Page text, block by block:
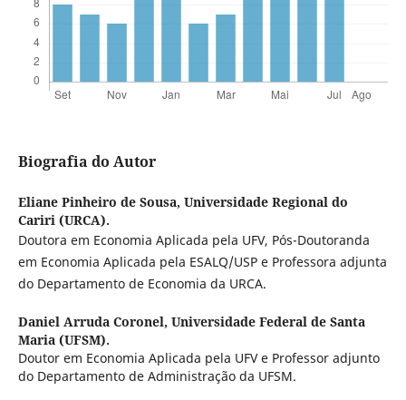
Biografia do Autor
Eliane Pinheiro de Sousa, Universidade Regional do
Cariri (URCA).
Doutora em Economia Aplicada pela UFV, Pós-Doutoranda
em Economia Aplicada pela ESALQ/USP e Professora adjunta
do Departamento de Economia da URCA.
Daniel Arruda Coronel, Universidade Federal de Santa
Maria (UFSM).
Doutor em Economia Aplicada pela UFV e Professor adjunto
do Departamento de Administração da UFSM.